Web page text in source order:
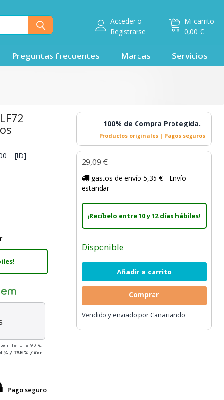
Mi carrito
0,00 €
Accedero
Registrarse
Preguntas frecuentes Marcas Servicios
[ID]
inferior a 90 €.
% / TAE % /Ver
Pago seguro
100% de Compra Protegida.
Productos originales | Pagos seguros
29,09 €
gastos de envío 5,35 € - Envío
estandar
¡Recíbelo entre 10 y 12 días hábiles!
Disponible
Comprar
Vendido y enviado por Canariando